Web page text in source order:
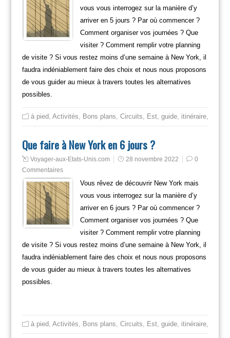
vous vous interrogez sur la manière d’y
arriver en 5 jours ? Par où commencer ?
Comment organiser vos journées ? Que
visiter ? Comment remplir votre planning
de visite ? Si vous restez moins d’une semaine à New York, il
faudra indéniablement faire des choix et nous nous proposons
de vous guider au mieux à travers toutes les alternatives
possibles.
à pied Activités Bons plans Circuits Est, guide, itinéraire,
Que faire à New York en 6 jours ?
Voyager-aux-Etats-Unis.com 28 novembre 2022
0
Commentaires
Vous rêvez de découvrir New York mais
vous vous interrogez sur la manière d’y
arriver en 6 jours ? Par où commencer ?
Comment organiser vos journées ? Que
visiter ? Comment remplir votre planning
de visite ? Si vous restez moins d’une semaine à New York, il
faudra indéniablement faire des choix et nous nous proposons
de vous guider au mieux à travers toutes les alternatives
possibles.
à pied Activités Bons plans Circuits Est, guide, itinéraire,